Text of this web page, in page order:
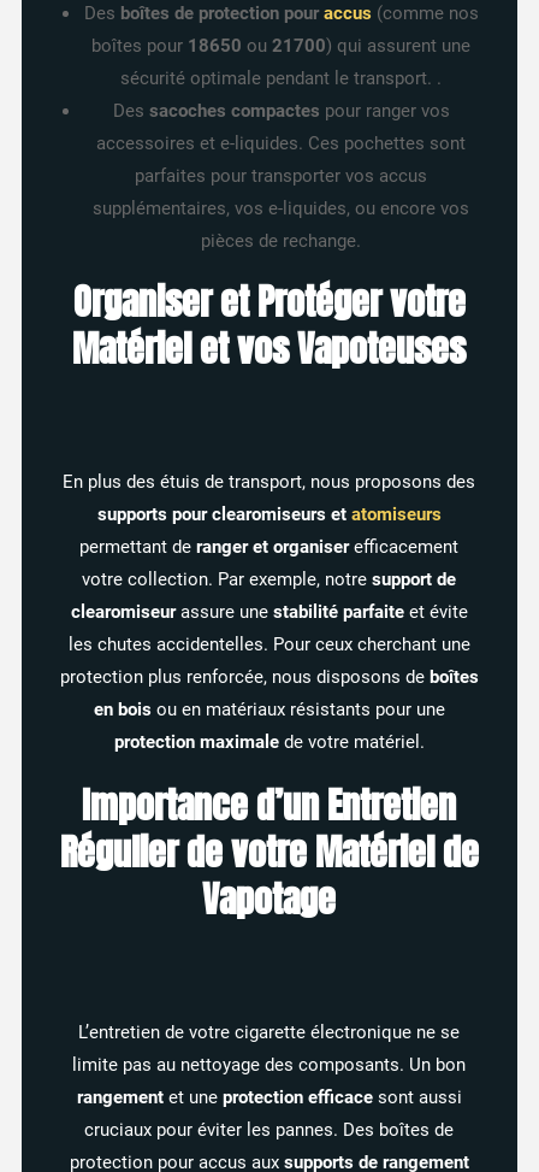
Des boîtes de protection pour accus(comme nos
boîtes pour 18650 ou21700) qui assurent une
sécurité optimale pendant le transport. .
Des sacoches compactes pour ranger vos
accessoires et e-liquides. Ces pochettes sont
parfaites pour transporter vos accus
supplémentaires, vos e-liquides, ou encore vos
pièces de rechange.
Organiser et Protéger votre
Matériel et vos Vapoteuses
En plus des étuis de transport, nous proposons des
supports pour clearomiseurs et atomiseurs
permettant deranger et organiserefficacement
votre collection. Par exemple, notresupport de
clearomiseurassure une stabilité parfaiteet évite
les chutes accidentelles. Pour ceux cherchant une
protection plus renforcée, nous disposons de boîtes
en boisou en matériaux résistants pour une
protection maximalede votre matériel.
Importance d’un Entretien
Régulier de votre Matériel de
Vapotage
L’entretien de votre cigarette électronique ne se
limite pas au nettoyage des composants. Un bon
rangementet une protection efficacesont aussi
cruciaux pour éviter les pannes. Des boîtes de
protection pour accus aux supports de rangement